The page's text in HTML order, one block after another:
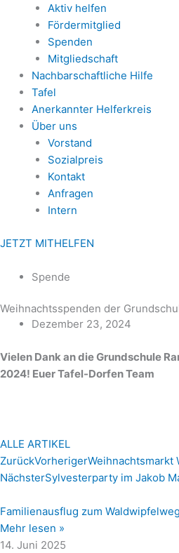
Aktiv helfen
Fördermitglied
Spenden
Mitgliedschaft
Nachbarschaftliche Hilfe
Tafel
Anerkannter Helferkreis
Über uns
Vorstand
Sozialpreis
Kontakt
Anfragen
Intern
JETZT MITHELFEN
Spende
Weihnachtsspenden der
Dezember 23, 2024
Vielen Dank an die Grundschule
2024! Euer Tafel-Dorfen Team
ALLE ARTIKEL
ZurückVorherigerWeihnachtsmarkt
NächsterSylvesterparty im Jakob
Familienausflug zum Waldwipfelweg
Mehr lesen »
14. Juni 2025